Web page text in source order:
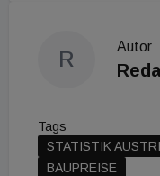
R
Autor
Tags
STATISTIK
BAUPREISE